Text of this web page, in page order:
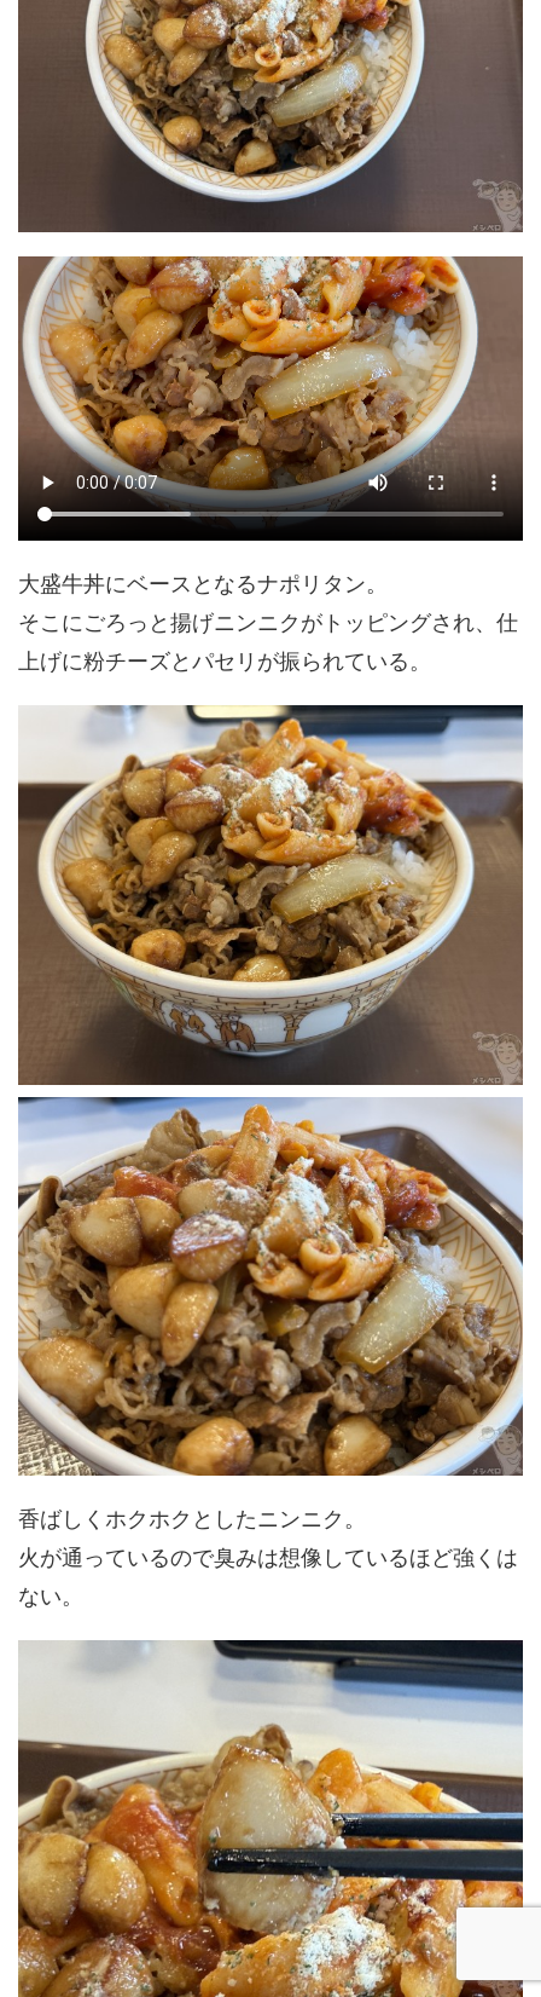
大盛牛丼にベースとなるナポリタン。
そこにごろっと揚げニンニクがトッピングされ、仕
上げに粉チーズとパセリが振られている。
香ばしくホクホクとしたニンニク。
火が通っているので臭みは想像しているほど強くは
ない。